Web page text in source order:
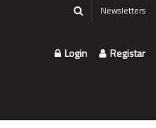
Newsletters
Login Registar